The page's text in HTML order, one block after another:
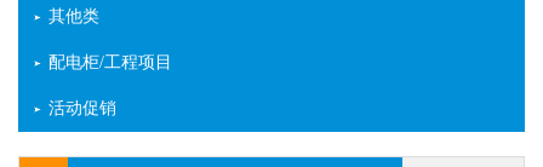
其他类
配电柜/工程项目
活动促销